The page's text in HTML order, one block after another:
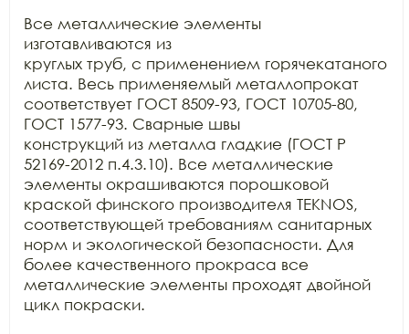
Все металлические элементы
изготавливаются из
круглых труб, с применением горячекатаного
листа. Весь применяемый металлопрокат
соответствует ГОСТ 8509-93, ГОСТ 10705-80,
ГОСТ 1577-93. Сварные швы
конструкций из металла гладкие (ГОСТ Р
52169-2012 п.4.3.10). Все металлические
элементы окрашиваются порошковой
краской финского производителя TEKNOS,
соответствующей требованиям санитарных
норм и экологической безопасности. Для
более качественного прокраса все
металлические элементы проходят двойной
цикл покраски.